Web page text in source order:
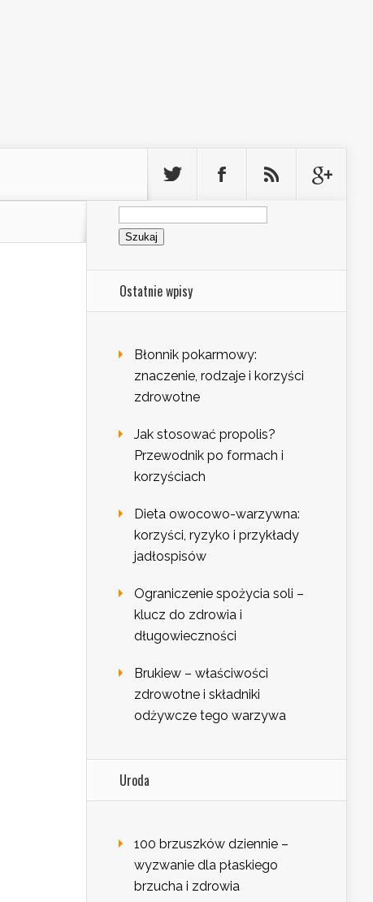
Szukaj:
Ostatnie wpisy
Błonnik pokarmowy:
znaczenie, rodzaje i korzyści
zdrowotne
Jak stosować propolis?
Przewodnik po formach i
korzyściach
Dieta owocowo-warzywna:
korzyści, ryzyko i przykłady
jadłospisów
Ograniczenie spożycia soli –
klucz do zdrowia i
długowieczności
Brukiew – właściwości
zdrowotne i składniki
odżywcze tego warzywa
Uroda
100 brzuszków dziennie –
wyzwanie dla płaskiego
brzucha i zdrowia